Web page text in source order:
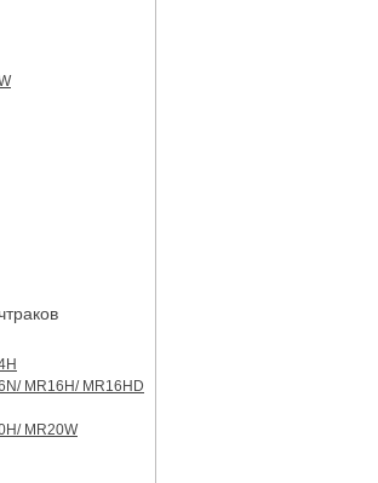
MR16H/ MR16HD
MR20W